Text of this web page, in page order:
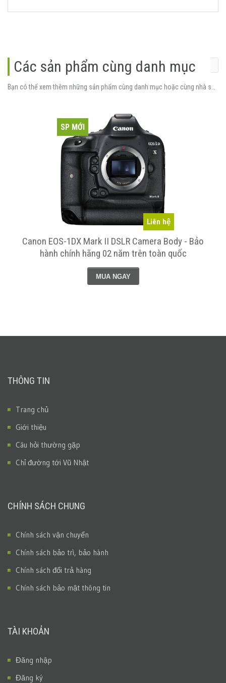
Các sản phẩm cùng danh mục
Liên hệ
SP MỚI
Canon EOS-1DX Mark II DSLR Camera Body - Bảo
hành chính hãng 02 năm trên toàn quốc
MUA NGAY
THÔNG TIN
Trang chủ
Giới thiệu
Câu hỏi thường gặp
Chỉ đường tới Vũ Nhật
CHÍNH SÁCH CHUNG
Chính sách vận chuyển
Chính sách bảo trì, bảo hành
Chính sách đổi trả hàng
Chính sách bảo mật thông tin
TÀI KHOẢN
Đăng nhập
Đăng ký